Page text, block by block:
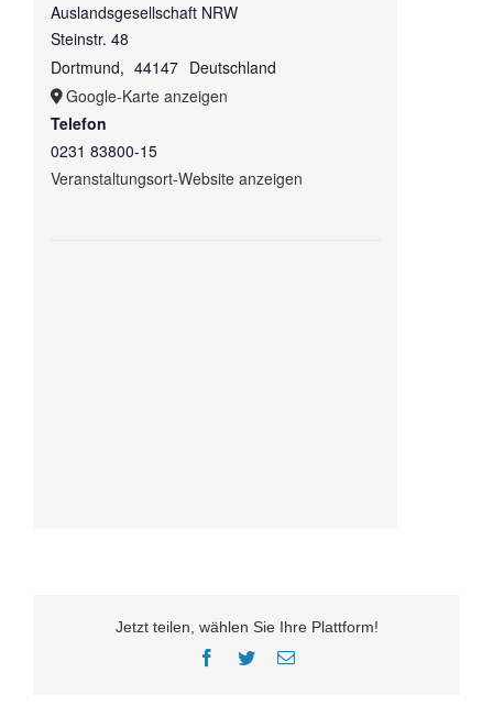
Auslandsgesellschaft NRW
Steinstr. 48
Dortmund, 44147 Deutschland
Google-Karte anzeigen
Telefon
0231 83800-15
Veranstaltungsort-Website anzeigen
Jetzt teilen, wählen Sie Ihre Plattform!
Facebook
TwitterE-